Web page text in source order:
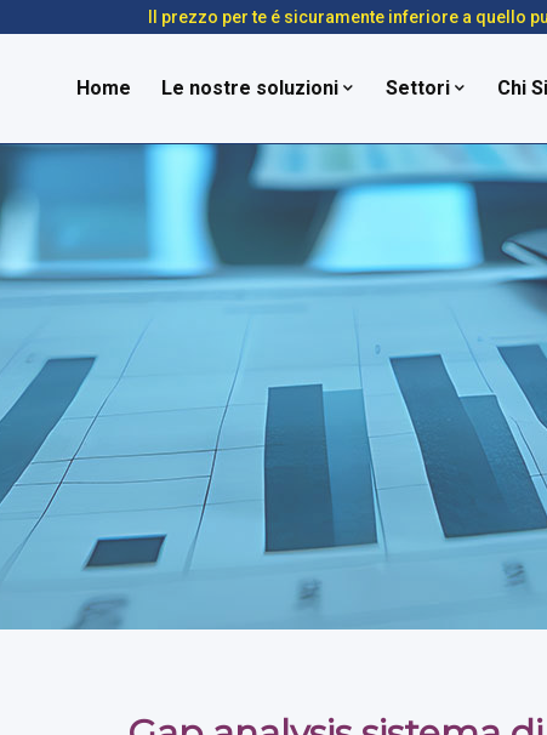
Il prezzo per te é sicuramente inferiore a quello
Home Le nostre soluzioni Settori Chi